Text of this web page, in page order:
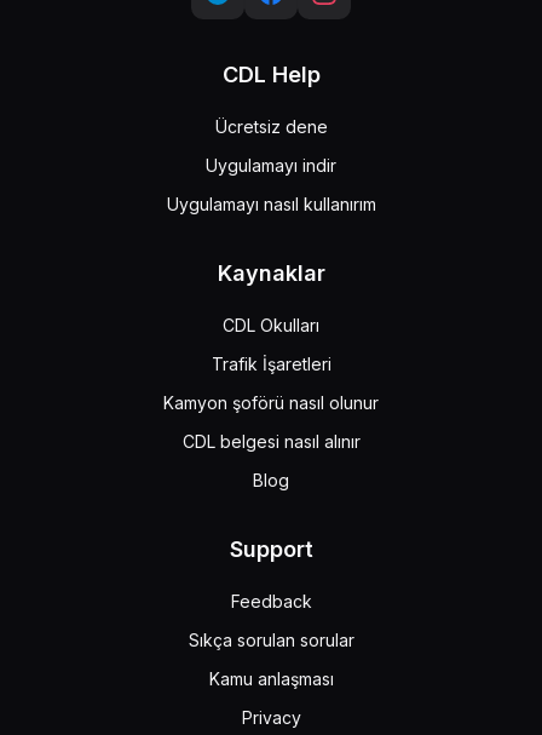
CDL Help
Ücretsiz dene
Uygulamayı indir
Uygulamayı nasıl kullanırım
Kaynaklar
CDL Okulları
Trafik İşaretleri
Kamyon şoförü nasıl olunur
CDL belgesi nasıl alınır
Blog
Support
Feedback
Sıkça sorulan sorular
Kamu anlaşması
Privacy